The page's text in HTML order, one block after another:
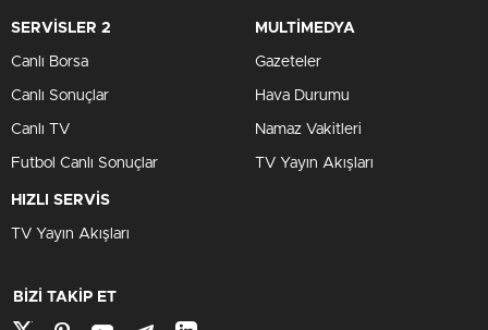
SERVİSLER 2
Canlı Borsa
Canlı Sonuçlar
Canlı TV
Futbol Canlı Sonuçlar
MULTİMEDYA
Gazeteler
Hava Durumu
Namaz Vakitleri
TV Yayın Akışları
HIZLI SERVİS
TV Yayın Akışları
BİZİ TAKİP ET